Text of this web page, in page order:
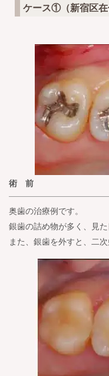
ケース①（新宿区
術 前
奥歯の治療例です。
銀歯の詰め物が多く、見
また、銀歯を外すと、二